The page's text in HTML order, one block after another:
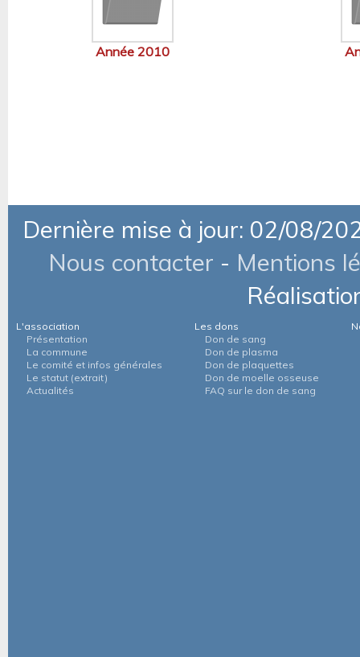
Année 2010
Dernière mise à jour: 02/08/
Nous contacter - Mentions
L'association
Présentation
La commune
Le comité et infos générales
Le statut (extrait)
Actualités
Les dons
Don de sang
Don de plasma
Don de plaquettes
Don de moelle osseuse
FAQ sur le don de sang